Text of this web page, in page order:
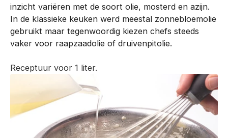
inzicht variëren met de soort olie, mosterd en azijn.
In de klassieke keuken werd meestal zonnebloemolie
gebruikt maar tegenwoordig kiezen chefs steeds
vaker voor raapzaadolie of druivenpitolie.
Receptuur voor 1 liter.